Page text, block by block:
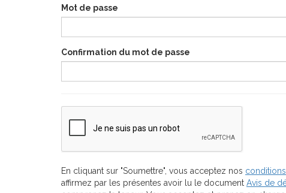
Mot de passe
Confirmation du mot de passe
En cliquant sur "Soumettre", vous acceptez nos
affirmez par les présentes avoir lu le document Avis de